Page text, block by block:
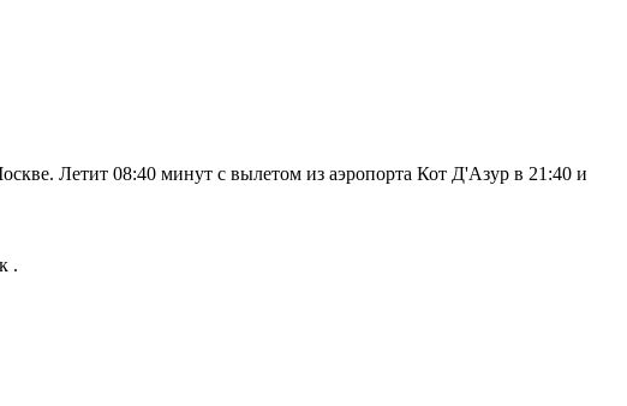
Летит 08:40 минут с вылетом из аэропорта Кот Д'Азур в 21:40 и
.